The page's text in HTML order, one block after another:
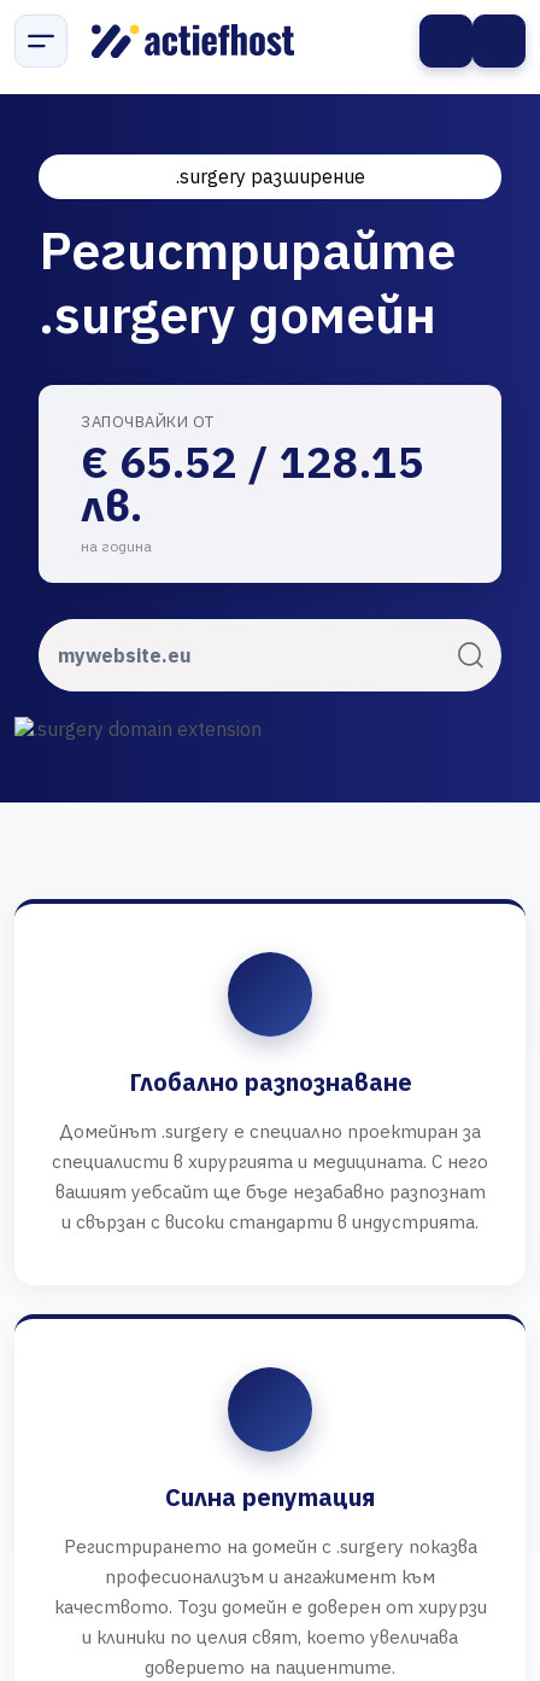
.surgery разширение
Регистрирайте
.surgery домейн
ЗАПОЧВАЙКИ ОТ
€ 65.52 / 128.15
лв.
на година
Глобално разпознаване
Домейнът .surgery е специално проектиран за
специалисти в хирургията и медицината. С него
вашият уебсайт ще бъде незабавно разпознат
и свързан с високи стандарти в индустрията.
Силна репутация
Регистрирането на домейн с .surgery показва
професионализъм и ангажимент към
качеството. Този домейн е доверен от хирурзи
и клиники по целия свят, което увеличава
доверието на пациентите.